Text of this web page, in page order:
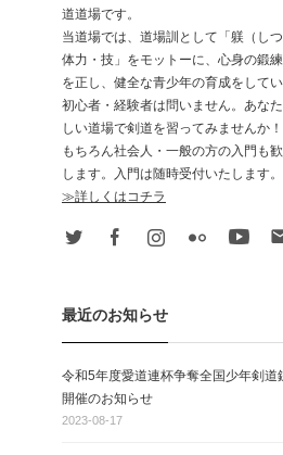
道道場です。
当道場では、道場訓として「躾（しつ
体力・技」をモットーに、心身の鍛
を正し、健全な青少年の育成をしてい
初心者・経験者は問いません。あな
しい道場で剣道を習ってみませんか！
もちろん社会人・一般の方の入門も
します。入門は随時受付いたします。
≫詳しくはコチラ
Twitter FacebookInstagramFlickr
最近のお知らせ
令和5年度愛道連杯争奪全国少年剣道
開催のお知らせ
2023-08-17